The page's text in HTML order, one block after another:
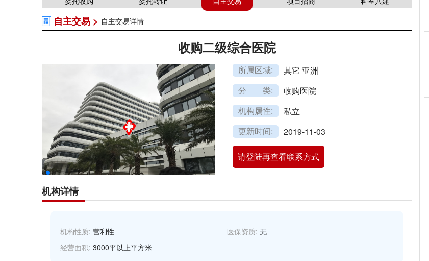
自主交易 > 自主交易详情
收购二级综合医院
所属区域:
其它 亚洲
分 类:
收购医院
机构属性:
私立
更新时间:
2019-11-03
请登陆再查看联系方式
机构详情
机构性质: 营利性 医保资质: 无
经营面积: 3000平以上平方米